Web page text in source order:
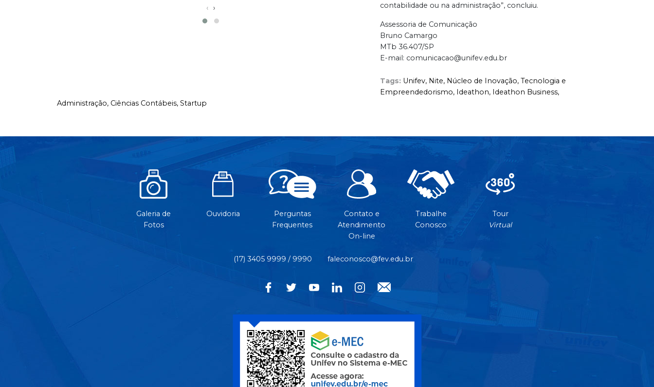
‹ ›
contabilidade ou na administração”, concluiu.
Assessoria de Comunicação
Bruno Camargo
MTb 36.407/SP
E-mail: comunicacao@unifev.edu.br
Tags: Unifev, Nite, Núcleo de Inovação, Tecnologia e
Empreendedorismo, Ideathon, Ideathon Business,
Administração, Ciências Contábeis, Startup
Galeria de
Fotos
Ouvidoria
Perguntas
Frequentes
Contato e
Atendimento
On-line
Trabalhe
Conosco
Tour
Virtual
(17) 3405 9999 / 9990 faleconosco@fev.edu.br